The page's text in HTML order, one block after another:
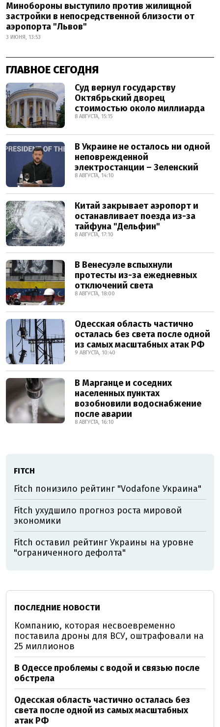
Минобороны выступило против жилищной
застройки в непосредственной близости от
аэропорта "Львов"
3 ИЮНЯ, 13:53
ГЛАВНОЕ СЕГОДНЯ
Суд вернул государству
Октябрьский дворец
стоимостью около миллиарда
8 АВГУСТА, 15:15
В Украине не осталось ни одной
неповрежденной
электростанции – Зеленский
8 АВГУСТА, 14:10
Китай закрывает аэропорт и
останавливает поезда из-за
тайфуна "Дельфин"
8 АВГУСТА, 17:10
В Венесуэле вспыхнули
протесты из-за ежедневных
отключений света
8 АВГУСТА, 18:00
Одесская область частично
осталась без света после одной
из самых масштабных атак РФ
9 АВГУСТА, 10:40
В Марганце и соседних
населенных пунктах
возобновили водоснабжение
после аварии
8 АВГУСТА, 16:10
FITCH
Fitch понизило рейтинг "Vodafone Украина"
Fitch ухудшило прогноз роста мировой
экономики
Fitch оставил рейтинг Украины на уровне
"ограниченного дефолта"
ПОСЛЕДНИЕ НОВОСТИ
Компанию, которая несвоевременно
поставила дроны для ВСУ, оштрафовали на
25 миллионов
В Одессе проблемы с водой и связью после
обстрела
Одесская область частично осталась без
света после одной из самых масштабных
атак РФ